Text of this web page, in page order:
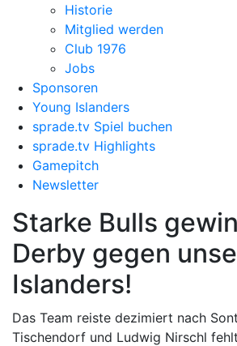
Historie
Mitglied werden
Club 1976
Jobs
Sponsoren
Young Islanders
sprade.tv Spiel buchen
sprade.tv Highlights
Gamepitch
Newsletter
Starke Bulls
Derby gegen
Islanders!
Das Team reiste dezimiert nach
Tischendorf und Ludwig Nirschl